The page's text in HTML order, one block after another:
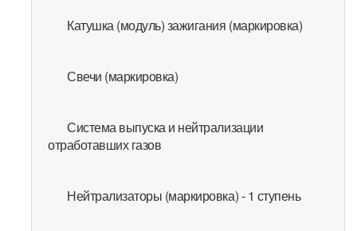
Катушка (модуль) зажигания (маркировка)
Свечи (маркировка)
Система выпуска и нейтрализации
отработавших газов
Нейтрализаторы (маркировка) - 1 ступень